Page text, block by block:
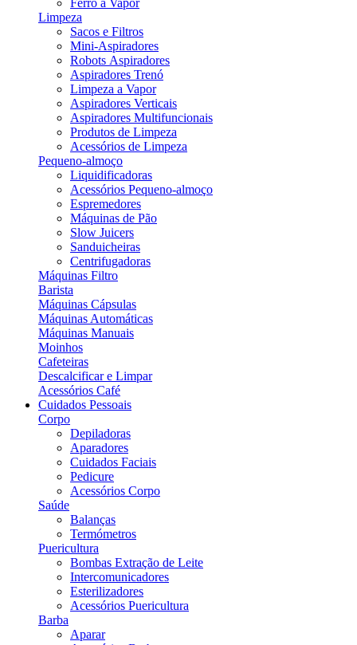
Ferro a Vapor
Limpeza
Sacos e Filtros
Mini-Aspiradores
Robots Aspiradores
Aspiradores Trenó
Limpeza a Vapor
Aspiradores Verticais
Aspiradores Multifuncionais
Produtos de Limpeza
Acessórios de Limpeza
Pequeno-almoço
Liquidificadoras
Acessórios Pequeno-almoço
Espremedores
Máquinas de Pão
Slow Juicers
Sanduicheiras
Centrifugadoras
Máquinas Filtro
Barista
Máquinas Cápsulas
Máquinas Automáticas
Máquinas Manuais
Moinhos
Cafeteiras
Descalcificar e Limpar
Acessórios Café
Cuidados Pessoais
Corpo
Depiladoras
Aparadores
Cuidados Faciais
Pedicure
Acessórios Corpo
Saúde
Balanças
Termómetros
Puericultura
Bombas Extração de Leite
Intercomunicadores
Esterilizadores
Acessórios Puericultura
Barba
Aparar